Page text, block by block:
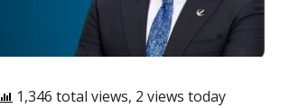
1,346 total views, 2 views today